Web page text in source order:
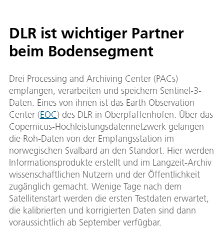
DLR ist wichtiger Partner
beim Bodensegment
Drei Processing and Archiving Center (PACs)
empfangen, verarbeiten und speichern Sentinel-3-
Daten. Eines von ihnen ist das Earth Observation
Center (EOC) des DLR in Oberpfaffenhofen. Über das
Copernicus-Hochleistungsdatennetzwerk gelangen
die Roh-Daten von der Empfangsstation im
norwegischen Svalbard an den Standort. Hier werden
Informationsprodukte erstellt und im Langzeit-Archiv
wissenschaftlichen Nutzern und der Öffentlichkeit
zugänglich gemacht. Wenige Tage nach dem
Satellitenstart werden die ersten Testdaten erwartet,
die kalibrierten und korrigierten Daten sind dann
voraussichtlich ab September verfügbar.